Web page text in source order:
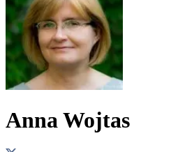
Anna Wojtas